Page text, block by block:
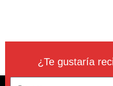
¿Te gustaría